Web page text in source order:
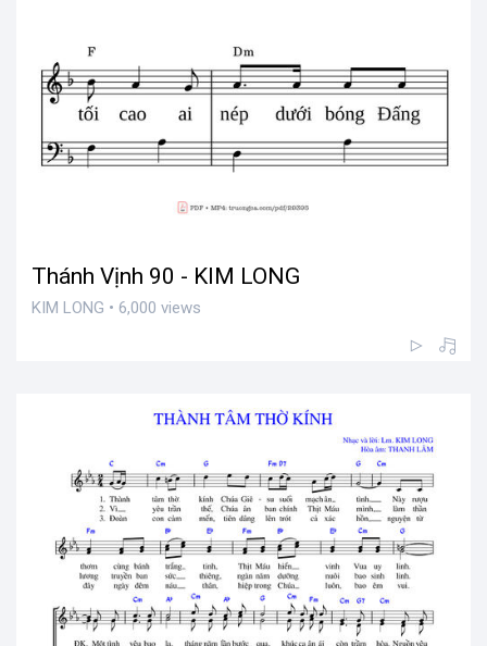
Thánh Vịnh 90 - KIM LONG
KIM LONG • 6,000 views